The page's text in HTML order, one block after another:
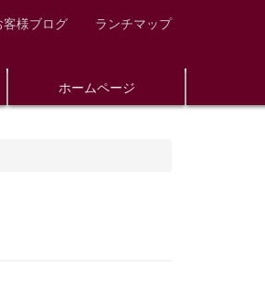
客様ブログ ランチマップ
ホームページ